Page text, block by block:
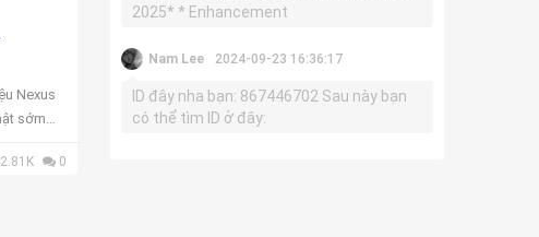
Nexus
sớm
2.81K 0
2025* * Enhancement
Nam Lee 2024-09-23 16:36:17
ID đây nha bạn: 867446702 Sau này bạn
có thể tìm ID ở đây: